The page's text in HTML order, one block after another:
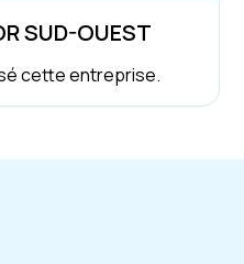
SUD-OUEST
cette entreprise.